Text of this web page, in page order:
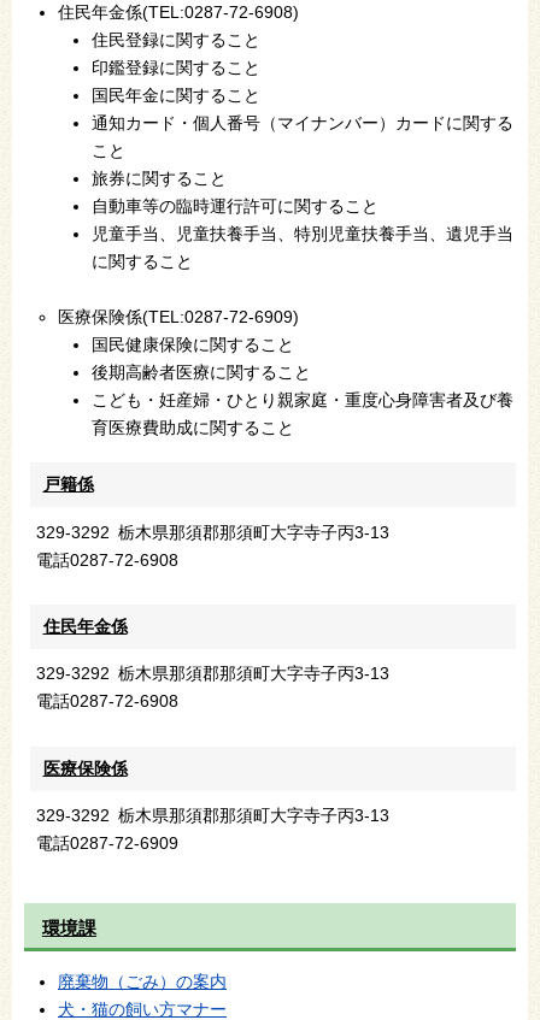
住民年金係(TEL:0287-72-6908)
住民登録に関すること
印鑑登録に関すること
国民年金に関すること
通知カード・個人番号（マイナンバー）カードに関する
こと
旅券に関すること
自動車等の臨時運行許可に関すること
児童手当、児童扶養手当、特別児童扶養手当、遺児手当
に関すること
医療保険係(TEL:0287-72-6909)
国民健康保険に関すること
後期高齢者医療に関すること
こども・妊産婦・ひとり親家庭・重度心身障害者及び養
育医療費助成に関すること
戸籍係
329-3292 栃木県那須郡那須町大字寺子丙3-13
電話0287-72-6908
住民年金係
329-3292 栃木県那須郡那須町大字寺子丙3-13
電話0287-72-6908
医療保険係
329-3292 栃木県那須郡那須町大字寺子丙3-13
電話0287-72-6909
環境課
廃棄物（ごみ）の案内
犬・猫の飼い方マナー